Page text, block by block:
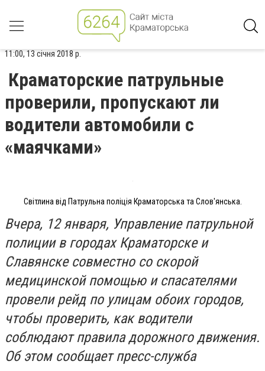
11:00, 13 січня 2018 р.
Краматорские патрульные
проверили, пропускают ли
водители автомобили с
«маячками»
Світлина від Патрульна поліція Краматорська та Слов'янська.
Вчера, 12 января, Управление патрульной
полиции в городах Краматорске и
Славянске совместно со скорой
медицинской помощью и спасателями
провели рейд по улицам обоих городов,
чтобы проверить, как водители
соблюдают правила дорожного движения.
Об этом сообщает пресс-служба